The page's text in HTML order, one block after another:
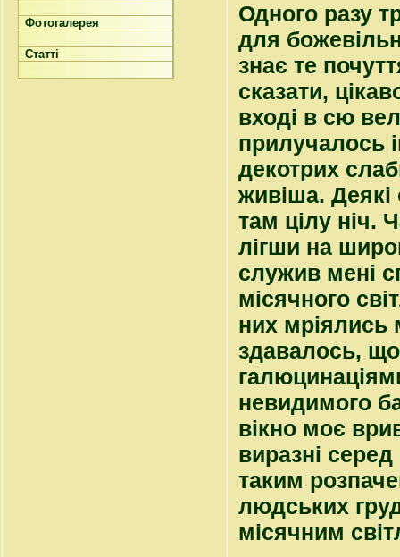
Фотогалерея
Статті
Одного разу
для
знає те
сказати,
вході в сю
прилучалось
декотрих
живіша.
там цілу ніч.
лігши на
служив мені
місячного
них мріялись
здавалось,
невидимого
вікно моє
виразні
таким
людських
місячним